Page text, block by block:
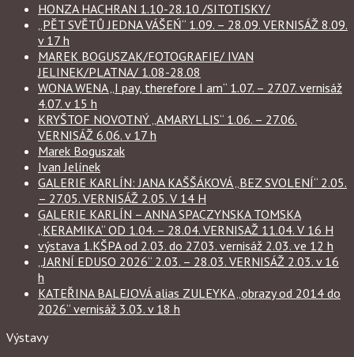
HONZA HACHRAN 1.10-28.10 /SITOTISKY/
„PĚT SVĚTŮ JEDNA VÁŠEŃ“ 1.09. – 28.09. VERNISÁŽ 8.09.
v 17 h
MAREK BOGUSZAK/FOTOGRAFIE/ IVAN
JELINEK/PLATNA/ 1.08-28.08
WONA WENA „I pay, therefore I am“ 1.07. – 27.07. vernisáž
4.07. v 15 h
KRYŠTOF NOVOTNÝ „AMARYLLIS“ 1.06. – 27.06.
VERNISÁŽ 6.06. v 17 h
Marek Boguszak
Ivan Jelínek
GALERIE KARLÍN: JANA KAŠŠÁKOVÁ „BEZ SVOLENÍ“ 2.05.
– 27.05. VERNISÁŽ 2.05. V 14 H
GALERIE KARLÍN – ANNA SPACZYNSKA TOMSKA
„KERAMIKA“ OD 1.04. – 28.04. VERNISAŽ 11.04. V 16 H
výstava 1.KŠPA od 2.03. do 27.03. vernisáž 2.03. ve 12 h
„JARNÍ EDUSO 2026“ 2.03. – 28.03. VERNISÁŽ 2.03. v 16
h
KATEŘINA BALEJOVÁ alias ZULEYKA „obrazy od 2014 do
2026“ vernisáž 3.03. v 18 h
Výstavy